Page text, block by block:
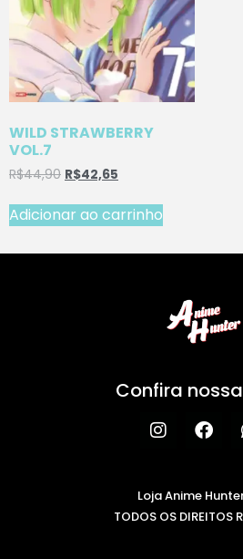
WILD STRAWBERRY
VOL.7
R$44,90 R$42,65
Adicionar ao carrinho
Confira
Loja Anime
TODOS OS DIREITOS